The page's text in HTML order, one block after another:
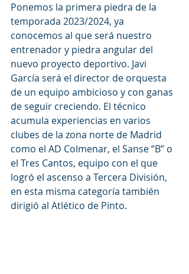
Ponemos la primera piedra de la
temporada 2023/2024, ya
conocemos al que será nuestro
entrenador y piedra angular del
nuevo proyecto deportivo. Javi
García será el director de orquesta
de un equipo ambicioso y con ganas
de seguir creciendo. El técnico
acumula experiencias en varios
clubes de la zona norte de Madrid
como el AD Colmenar, el Sanse “B” o
el Tres Cantos, equipo con el que
logró el ascenso a Tercera División,
en esta misma categoría también
dirigió al Atlético de Pinto.